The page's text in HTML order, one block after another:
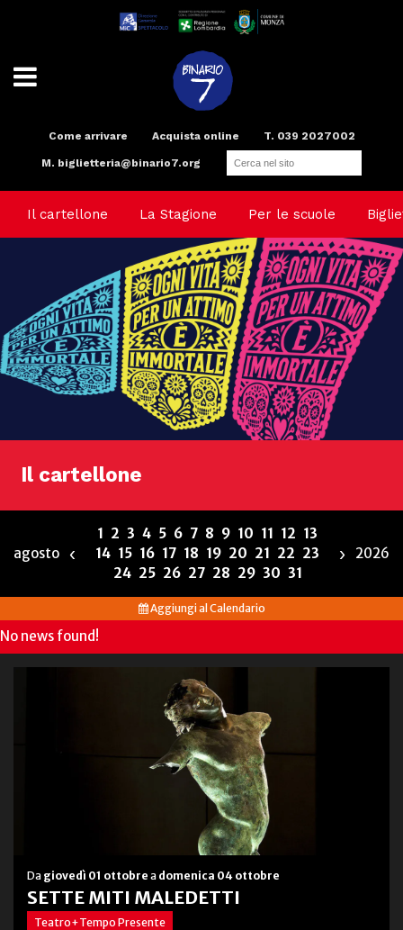
Come arrivare Acquista online T. 039 2027002
M. biglietteria@binario7.org
Teatro
Scuola di teatro
Compagnia
Radio
Spazi e Servizi
Binario Arte
Il cartellone La Stagione Per le scuole
Il cartellone
agosto ‹
1 2 3 4 5 6 7 8 9 10 11 12 13
14 15 16 17 18 19 20 21 22 23
24 25 26 27 28 29 30 31
› 2026
Aggiungi al Calendario
No news found!
Da giovedì 01 ottobre a domenica 04 ottobre
SETTE MITI MALEDETTI
Teatro+Tempo Presente